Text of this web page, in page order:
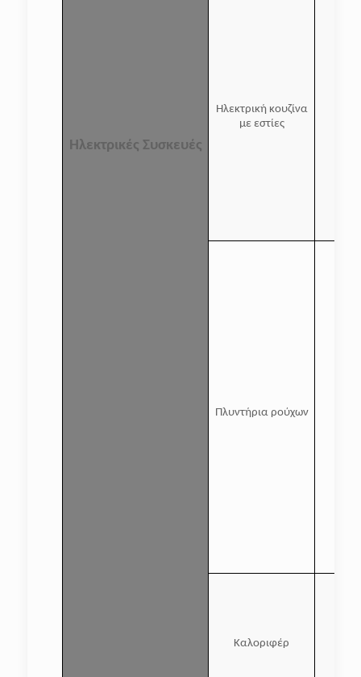
Ηλεκτρικές Συσκευές
Ηλεκτρική κουζίνα
με εστίες
Πλυντήρια ρούχων
Καλοριφέρ